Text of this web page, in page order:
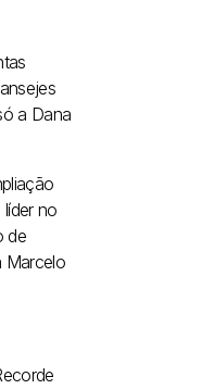
a Dana
no
de
Marcelo